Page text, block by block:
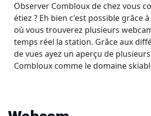
Observer Combloux de chez vous
étiez ? Eh bien c'est possible grâce
où vous trouverez plusieurs
temps réel la station. Grâce aux
de vues ayez un aperçu de
Combloux comme le domaine